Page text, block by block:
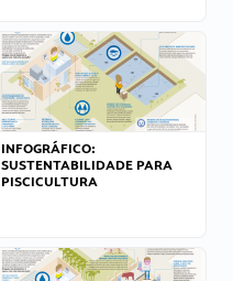
INFOGRÁFICO:
SUSTENTABILIDADE PARA
PISCICULTURA